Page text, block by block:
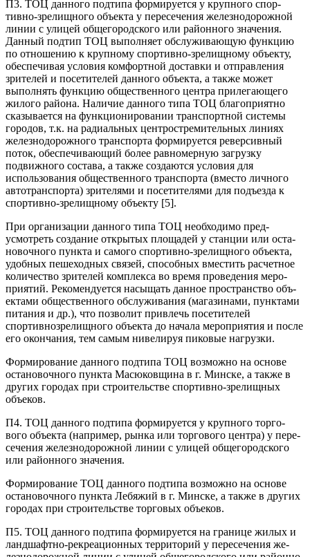
П3. ТОЦ данного подтипа формируется у крупного спор­
тивно-зрелищного объекта у пересечения железнодорожной
линии с улицей общегородского или районного значения.
Данный подтип ТОЦ выполняет обслуживающую функцию
по отношению к крупному спортивно-зрелищному объекту,
обе­спечивая условия комфортной доставки и отправления
зрителей и посетителей данного объекта, а также может
выполнять функцию общественного центра прилегающего
жилого рай­она. Наличие данного типа ТОЦ благоприятно
сказывается на функционировании транспортной системы
городов, т.к. на радиальных центростремительных линиях
железнодорож­ного транспорта формируется реверсивный
поток, обеспечи­вающий более равномерную загрузку
подвижного состава, а также создаются условия для
использования общественного транспорта (вместо личного
автотранспорта) зрителями и по­сетителями для подъезда к
спортивно-зрелищному объекту [5].
При организации данного типа ТОЦ необходимо пред­
усмотреть создание открытых площадей у станции или оста­
новочного пункта и самого спортивно-зрелищного объекта,
удобных пешеходных связей, способных вместить расчетное
количество зрителей комплекса во время проведения меро­
приятий. Рекомендуется насыщать данное пространство объ­
ектами общественного обслуживания (магазинами, пунктами
питания и др.), что позволит привлечь посетителей
спортивно­зрелищного объекта до начала мероприятия и после
его оконча­ния, тем самым нивелируя пиковые нагрузки.
Формирование данного подтипа ТОЦ возможно на основе
остановочного пункта Масюковщина в г. Минске, а также в
дру­гих городах при строительстве спортивно-зрелищных
объеков.
П4. ТОЦ данного подтипа формируется у крупного торго­
вого объекта (например, рынка или торгового центра) у пере­
сечения железнодорожной линии с улицей общегородского
или районного значения.
Формирование ТОЦ данного подтипа возможно на основе
остановочного пункта Лебяжий в г. Минске, а также в других
городах при строительстве торговых объеков.
П5. ТОЦ данного подтипа формируется на границе жилых и
ландшафтно-рекреационных территорий у пересечения же­